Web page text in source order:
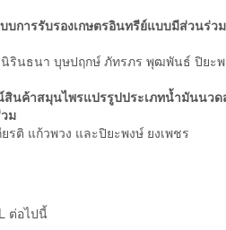
บการรับรองเกษตรอินทรีย์แบบมีส่วนร่
ธนา บุษปฤกษ์ ภัทรภร พุฒพันธ์ ปิยะพง
นค้าสมุนไพรแปรรูปประเภทน้ำมันนวด
ม
รติ แก้วพวง และปิยะพงษ์ ยงเพชร
ต่อไปนี้